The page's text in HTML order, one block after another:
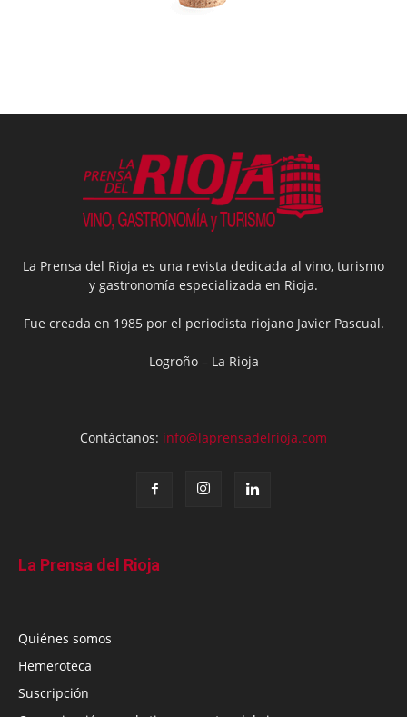
La Prensa del Rioja es una revista dedicada al vino, turismo
y gastronomía especializada en Rioja.
Fue creada en 1985 por el periodista riojano Javier Pascual.
Logroño – La Rioja
Contáctanos: info@laprensadelrioja.com
La Prensa del Rioja
Quiénes somos
Hemeroteca
Suscripción